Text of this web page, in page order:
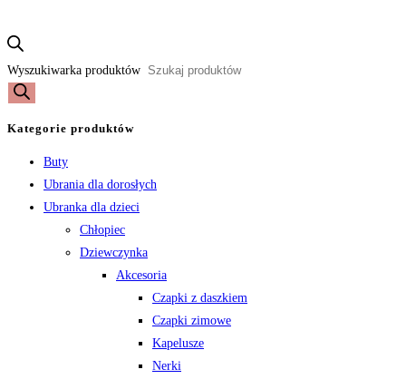
Wyszukiwarka produktów
Kategorie produktów
Buty
Ubrania dla dorosłych
Ubranka dla dzieci
Chłopiec
Dziewczynka
Akcesoria
Czapki z daszkiem
Czapki zimowe
Kapelusze
Nerki